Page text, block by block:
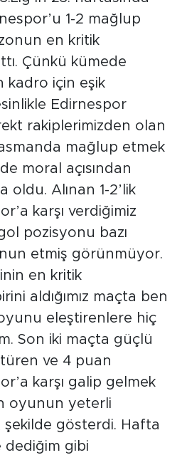
1-2 mağlup
en kritik
Çünkü kümede
kadro için eşik
Edirnespor
rakiplerimizden olan
mağlup etmek
moral açısından
oldu. Alınan 1-2’lik
karşı verdiğimiz
pozisyonu bazı
etmiş görünmüyor.
en kritik
aldığımız maçta ben
eleştirenlere hiç
Son iki maçta güçlü
ve 4 puan
karşı galip gelmek
oyunun yeterli
gösterdi. Hafta
dediğim gibi